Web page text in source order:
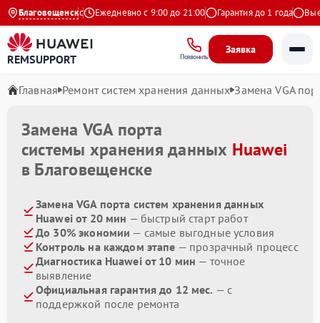
Благовещенск
4.9 на Яндекс Ежедневно с 9:00 до 21:00 Гарантия до 1 года Выезд
REMSUPPORT Позвонить
Заявка
Главная Ремонт систем хранения данных Замена VGA
Замена VGA порта
системы хранения данных Huawei
в Благовещенске
Замена VGA порта систем хранения данных
Huawei от 20 мин — быстрый старт работ
До 30% экономии — самые выгодные условия
Контроль на каждом этапе — прозрачный процесс
Диагностика Huawei от 10 мин — точное
выявление
Официальная гарантия до 12 мес. — с
поддержкой после ремонта